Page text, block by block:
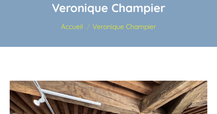
Veronique Champier
Vous êtes ici :
Accueil Veronique Champier